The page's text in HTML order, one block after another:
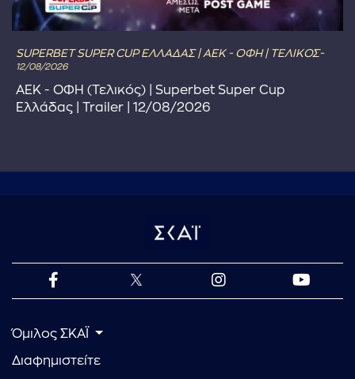
SUPERBET SUPER CUP ΕΛΛΑΔΑΣ | ΑΕΚ - ΟΦΗ | ΤΕΛΙΚΟΣ-
12/08/2026
ΑΕΚ - ΟΦΗ (Τελικός) | Superbet Super Cup
Ελλάδας | Trailer | 12/08/2026
Όμιλος ΣΚΑΪ
Διαφημιστείτε